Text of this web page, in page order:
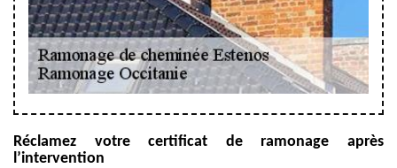
Réclamez votre certificat de ramonage après
l’intervention